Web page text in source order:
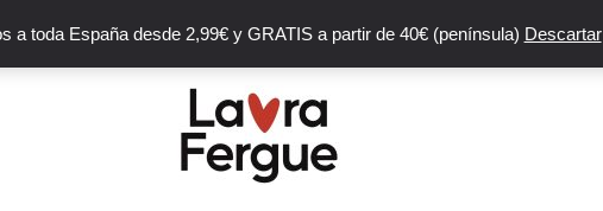
a toda España desde 2,99€ y GRATIS a partir de 40€ (península) Descartar